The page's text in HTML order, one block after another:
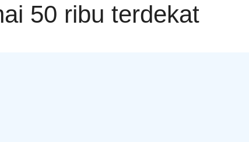
50 ribu terdekat